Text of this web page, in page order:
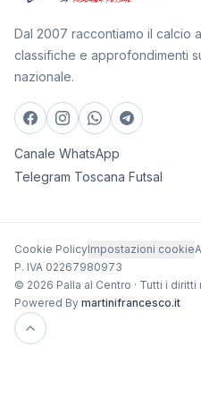
Dal 2007 raccontiamo il calcio
classifiche e approfondimenti
nazionale.
Canale WhatsApp
Telegram Toscana Futsal
Cookie PolicyImpostazioni cookie
P. IVA 02267980973
© 2026 Palla al Centro · Tutti i diritti
Powered By martinifrancesco.it